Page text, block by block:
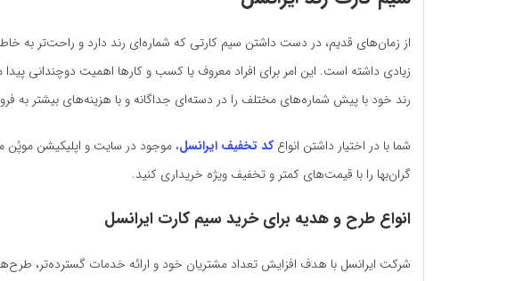
از زمان‌های قدیم، در دست داشتن سیم کارتی که شماره‌ای رند دارد و راحت‌تر به
زیادی داشته است. این امر برای افراد معروف یا کسب و کارها اهمیت دوچندانی
رند خود با پیش شماره‌های مختلف را در دسته‌ای جداگانه و با هزینه‌های بیشتر به
شما با در اختیار داشتن انواعکد تخفیف ایرانسل، موجود در سایت و اپلیکیشن موپُن
گران‌بها را با قیمت‌های کمتر و تخفیف ویژه خریداری کنید.
انواع طرح‌ و هدیه برای خرید سیم کارت ایرانسل
شرکت ایرانسل با هدف افزایش تعداد مشتریان خود و ارائه خدمات گسترده‌تر،